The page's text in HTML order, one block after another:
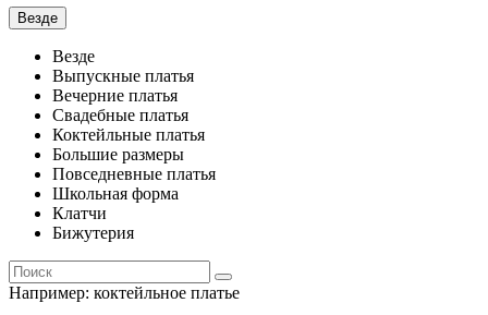
Везде
Везде
Выпускные платья
Вечерние платья
Свадебные платья
Коктейльные платья
Большие размеры
Повседневные платья
Школьная форма
Клатчи
Бижутерия
Например: коктейльное платье